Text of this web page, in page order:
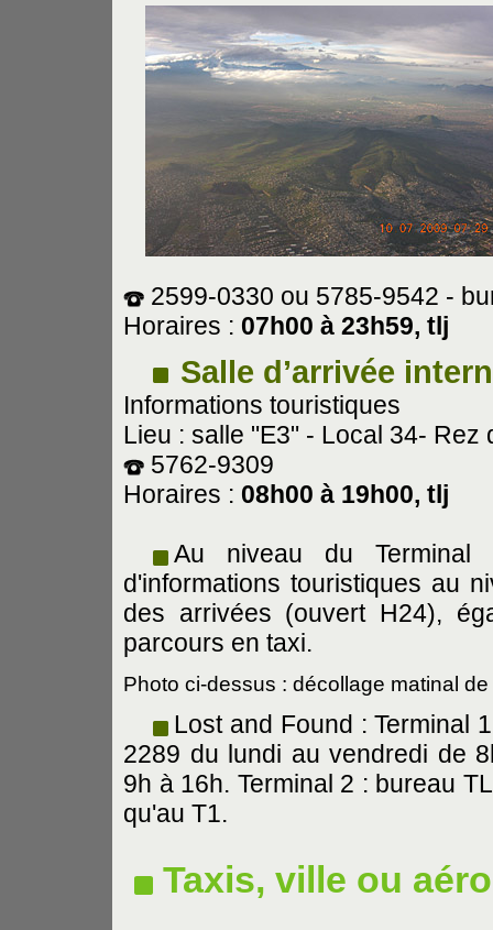
2599-0330 ou 5785-9542 -
Horaires : 07h00 à 23h59, tlj
Salle d’arrivée
Informations touristiques
Lieu : salle "E3" - Local 34- Rez
5762-9309
Horaires : 08h00 à 19h00, tlj
Au niveau du
d'informations touristiques au
des arrivées (ouvert H24),
parcours en taxi.
Photo ci-dessus : décollage matinal
Lost and Found : Terminal
2289 du lundi au vendredi de
9h à 16h. Terminal 2 : bureau
qu'au T1.
Taxis, ville ou